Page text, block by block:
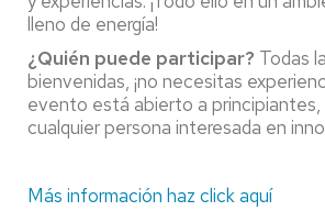
lleno de energía!
¿Quién puede participar? Todas
bienvenidas, ¡no necesitas
evento está abierto a principiantes,
cualquier persona interesada en
Más información haz click aquí